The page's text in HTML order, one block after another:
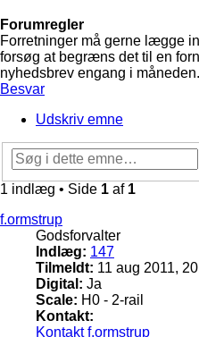
Forumregler
Forretninger må gerne lægge
forsøg at begræns det til en
nyhedsbrev engang i måneden.
Besvar
Udskriv emne
1 indlæg • Side 1 af 1
f.ormstrup
Godsforvalter
Indlæg: 147
Tilmeldt: 11 aug 2011,
Digital: Ja
Scale: H0 - 2-rail
Kontakt:
Kontakt f.ormstrup